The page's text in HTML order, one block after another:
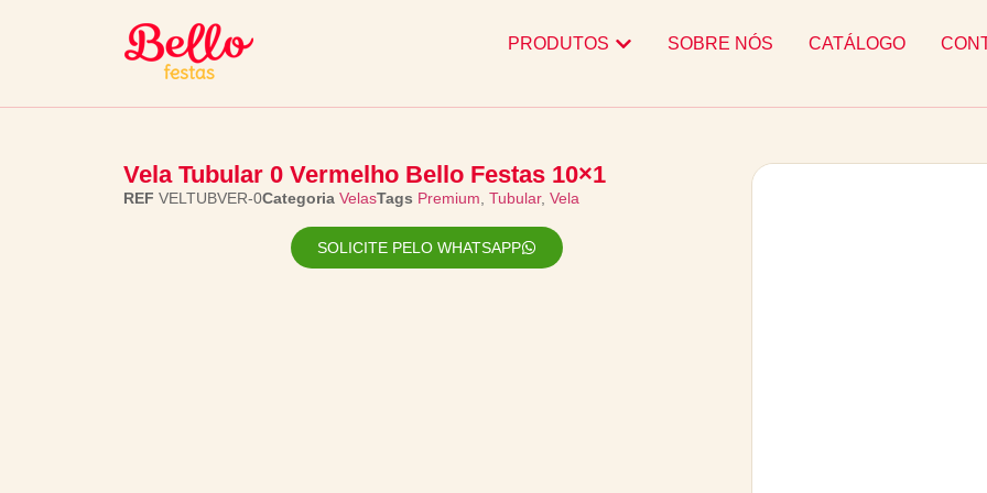
PRODUTOS SOBRE NÓS CATÁLOGO
Vela Tubular 0 Vermelho Bello Festas 10×1
REF VELTUBVER-0Categoria VelasTags Premium Tubular, Vela
SOLICITE PELO WHATSAPP